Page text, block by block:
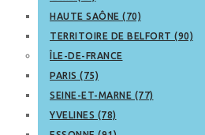
HAUTE SAÔNE (70)
TERRITOIRE DE BELFORT (90)
ÎLE-DE-FRANCE
PARIS (75)
SEINE-ET-MARNE (77)
YVELINES (78)